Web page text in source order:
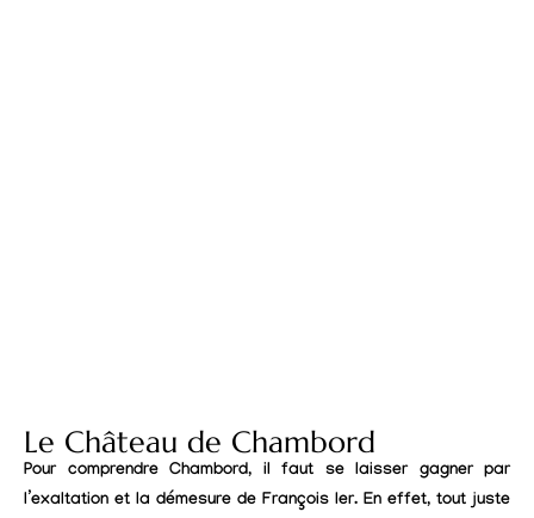
Le Château de Chambord
Pour comprendre Chambord, il faut se laisser gagner par
l’exaltation et la démesure de François Ier. En effet, tout juste